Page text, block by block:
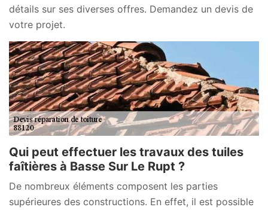
détails sur ses diverses offres. Demandez un devis de
votre projet.
Qui peut effectuer les travaux des tuiles
faîtières à Basse Sur Le Rupt ?
De nombreux éléments composent les parties
supérieures des constructions. En effet, il est possible